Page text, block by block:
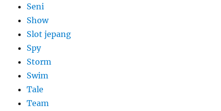
Seni
Show
Slot jepang
Spy
Storm
Swim
Tale
Team